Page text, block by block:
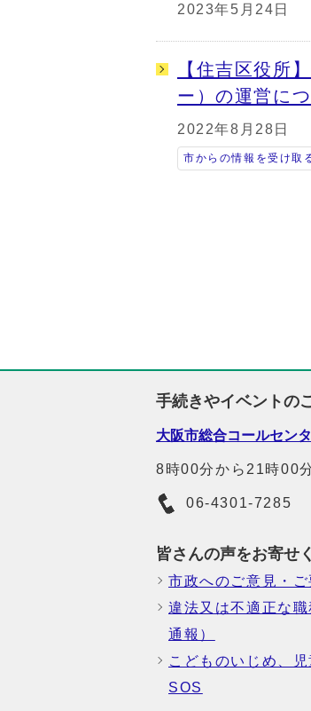
2023年5月24日
【住吉区役所
ー）の運営に
2022年8月28日
市からの情報を受け取
手続きやイベントの
大阪市総合コールセン
8時00分から21時00
06-4301-7285
皆さんの声をお寄せ
市政へのご意見・ご
違法又は不適正な
通報）
こどものいじめ、
SOS